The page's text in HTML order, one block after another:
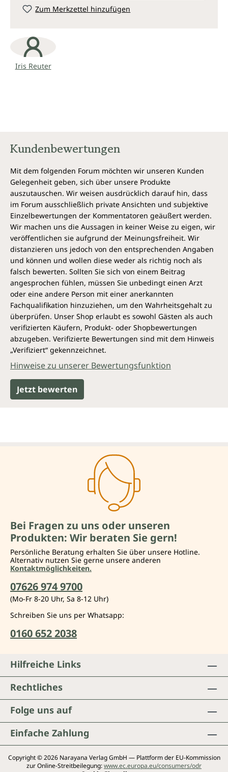
Zum Merkzettel hinzufügen
Iris Reuter
Kundenbewertungen
Mit dem folgenden Forum möchten wir unseren Kunden
Gelegenheit geben, sich über unsere Produkte
auszutauschen. Wir weisen ausdrücklich darauf hin, dass
im Forum ausschließlich private Ansichten und subjektive
Einzelbewertungen der Kommentatoren geäußert werden.
Wir machen uns die Aussagen in keiner Weise zu eigen, wir
veröffentlichen sie aufgrund der Meinungsfreiheit. Wir
distanzieren uns jedoch von den entsprechenden Angaben
und können und wollen diese weder als richtig noch als
falsch bewerten. Sollten Sie sich von einem Beitrag
angesprochen fühlen, müssen Sie unbedingt einen Arzt
oder eine andere Person mit einer anerkannten
Fachqualifikation hinzuziehen, um den Wahrheitsgehalt zu
überprüfen. Unser Shop erlaubt es sowohl Gästen als auch
verifizierten Käufern, Produkt- oder Shopbewertungen
abzugeben. Verifizierte Bewertungen sind mit dem Hinweis
„Verifiziert“ gekennzeichnet.
Hinweise zu unserer Bewertungsfunktion
Jetzt bewerten
Bei Fragen zu uns oder unseren
Produkten: Wir beraten Sie gern!
Persönliche Beratung erhalten Sie über unsere Hotline.
Alternativ nutzen Sie gerne unsere anderen
Kontaktmöglichkeiten.
07626 974 9700
(Mo-Fr 8-20 Uhr, Sa 8-12 Uhr)
Schreiben Sie uns per Whatsapp:
0160 652 2038
Folge uns auf
Einfache Zahlung
Hilfreiche Links
Rechtliches
Copyright © 2026 Narayana Verlag GmbH — Plattform der EU-Kommission
zur Online-Streitbeilegung:www.ec.europa.eu/consumers/odr